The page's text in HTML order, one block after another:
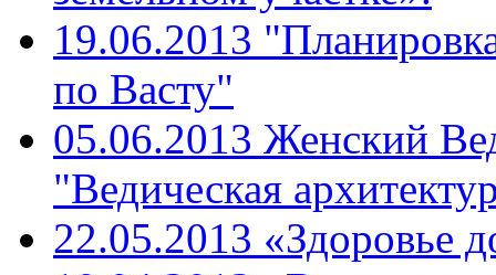
19.06.2013
по Васту"
05.06.2013 Женский
"Ведическая
22.05.2013 «Здоровье